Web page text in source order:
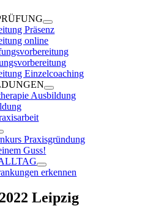
Präsenz
online
Einzelcoaching
Ausbildung
Praxisgründung
Guss!
erkennen
Leipzig